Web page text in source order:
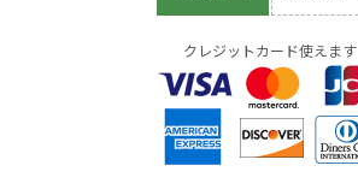
クレジットカード使えます